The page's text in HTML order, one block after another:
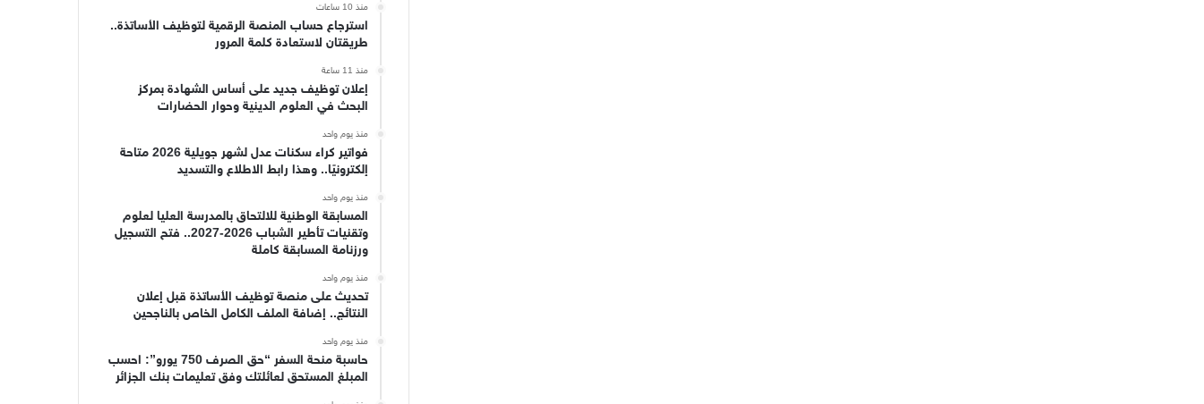
منذ 10 ساعات
استرجاع حساب المنصة الرقمية لتوظيف الأساتذة..
طريقتان لاستعادة كلمة المرور
منذ 11 ساعة
إعلان توظيف جديد على أساس الشهادة بمركز
البحث في العلوم الدينية وحوار الحضارات
منذ يوم واحد
فواتير كراء سكنات عدل لشهر جويلية 2026 متاحة
إلكترونيًا.. وهذا رابط الاطلاع والتسديد
منذ يوم واحد
المسابقة الوطنية للالتحاق بالمدرسة العليا لعلوم
وتقنيات تأطير الشباب 2026-2027.. فتح التسجيل
ورزنامة المسابقة كاملة
منذ يوم واحد
تحديث على منصة توظيف الأساتذة قبل إعلان
النتائج.. إضافة الملف الكامل الخاص بالناجحين
منذ يوم واحد
حاسبة منحة السفر “حق الصرف 750 يورو”: احسب
المبلغ المستحق لعائلتك وفق تعليمات بنك الجزائر